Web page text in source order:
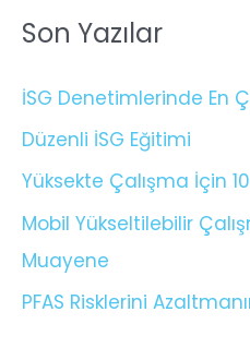
Son Yazılar
İSG Denetimlerinde En
Düzenli İSG Eğitimi
Yüksekte Çalışma İçin
Mobil Yükseltilebilir
Muayene
PFAS Risklerini